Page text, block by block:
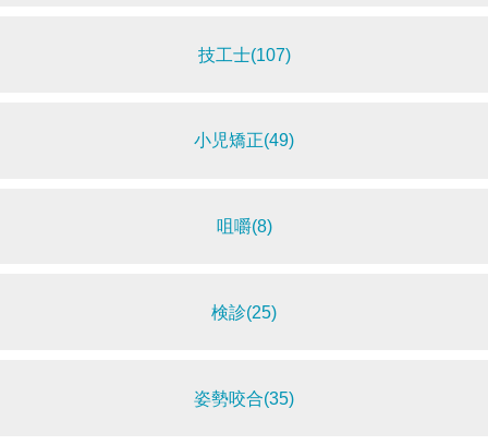
技工士(107)
小児矯正(49)
咀嚼(8)
検診(25)
姿勢咬合(35)